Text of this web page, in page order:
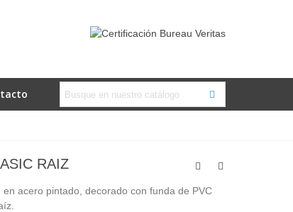
RAIZ
acero pintado, decorado con funda de PVC